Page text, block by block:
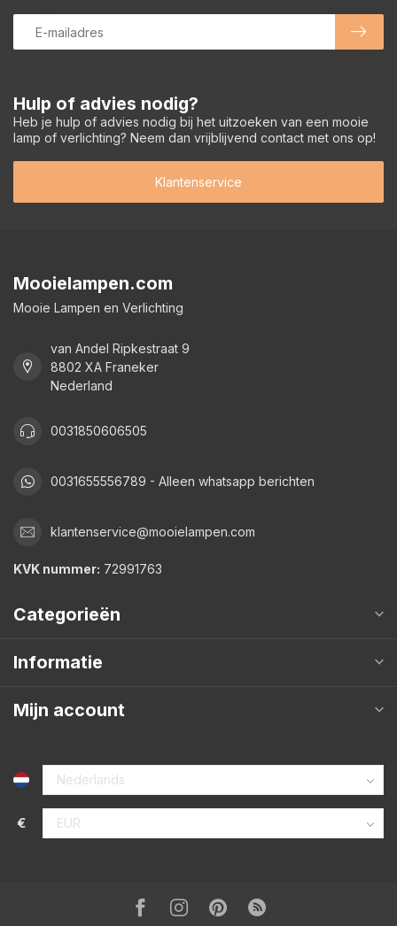
Hulp of advies nodig?
Heb je hulp of advies nodig bij het uitzoeken van een mooie
lamp of verlichting? Neem dan vrijblijvend contact met ons op!
Klantenservice
Mooielampen.com
Mooie Lampen en Verlichting
van Andel Ripkestraat 9
8802 XA Franeker
Nederland
0031850606505
0031655556789 - Alleen whatsapp berichten
klantenservice@mooielampen.com
KVK nummer: 72991763
Categorieën
Informatie
Mijn account
€